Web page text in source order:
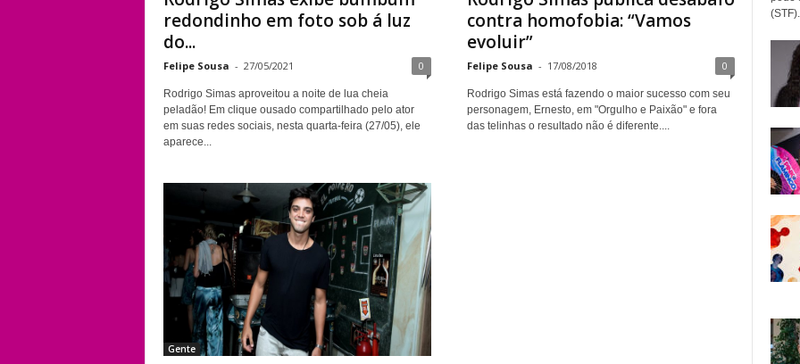
redondinho em foto sob á luz
do...
Felipe Sousa - 27/05/2021 0
Rodrigo Simas aproveitou a noite de lua cheia
peladão! Em clique ousado compartilhado pelo ator
em suas redes sociais, nesta quarta-feira (27/05), ele
aparece...
contra homofobia: “Vamos
evoluir”
Felipe Sousa - 17/08/2018 0
Rodrigo Simas está fazendo o maior sucesso com seu
personagem, Ernesto, em "Orgulho e Paixão" e fora
das telinhas o resultado não é diferente....
Gente